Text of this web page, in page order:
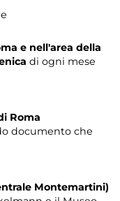
e nell'area della
di ogni mese
Roma
documento che
Montemartini)